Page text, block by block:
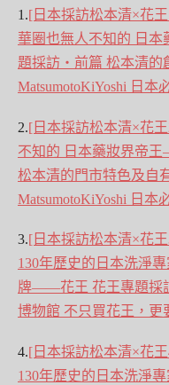
1.[日本採訪松本清×花
華圈也無人不知的 日
題採訪‧前篇 松本清的
MatsumotoKiYoshi 日本
2.[日本採訪松本清×花
不知的 日本藥妝界帝
松本清的門市特色及自
MatsumotoKiYoshi 日本
3.[日本採訪松本清×花
130年歷史的日本洗淨
牌――花王 花王專題採
博物館 不只買花王，更
4.[日本採訪松本清×花
130年歷史的日本洗淨